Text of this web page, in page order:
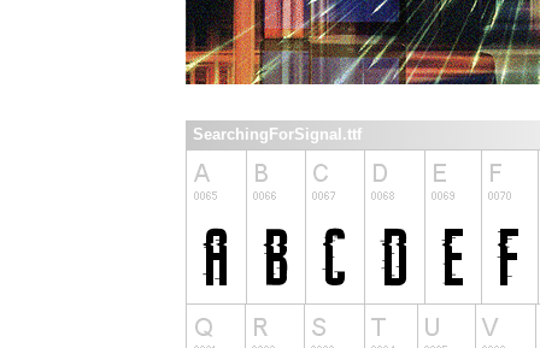
SearchingForSignal.ttf